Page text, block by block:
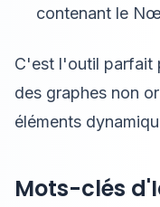
contenant le
C'est l'outil parfait
des graphes non
éléments
Mots-clés